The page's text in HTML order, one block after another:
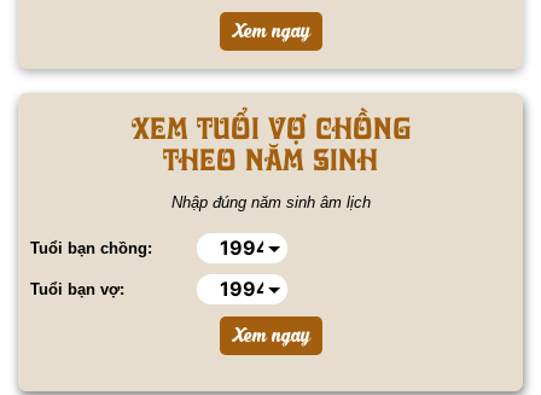
Xem tuổi vợ chồng
theo năm sinh
Nhập đúng năm sinh âm lịch
Tuổi bạn chồng:
Tuổi bạn vợ: